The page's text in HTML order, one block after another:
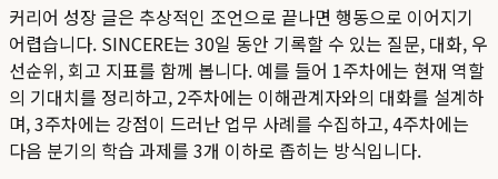
커리어 성장 글은 추상적인 조언으로 끝나면 행동으로 이어지기
어렵습니다. SINCERE는 30일 동안 기록할 수 있는 질문, 대화, 우
선순위, 회고 지표를 함께 봅니다. 예를 들어 1주차에는 현재 역할
의 기대치를 정리하고, 2주차에는 이해관계자와의 대화를 설계하
며, 3주차에는 강점이 드러난 업무 사례를 수집하고, 4주차에는
다음 분기의 학습 과제를 3개 이하로 좁히는 방식입니다.